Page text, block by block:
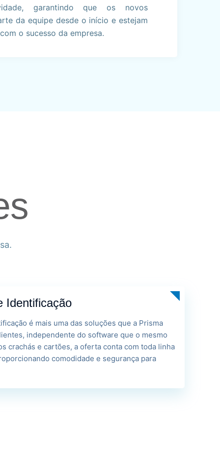
garantindo que os novos
da equipe desde o início e estejam
o sucesso da empresa.
Identificação
é mais uma das soluções que a Prisma
independente do software que o mesmo
crachás e cartões, a oferta conta com toda linha
comodidade e segurança para